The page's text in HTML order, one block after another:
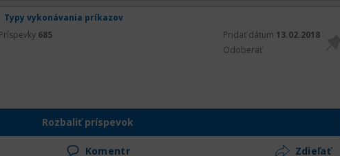
Typy vykonávania príkazov
Príspevky 685 Pridať dátum 13.02.2018
Odoberať
Rozbaliť príspevok
Komentr Zdieľať